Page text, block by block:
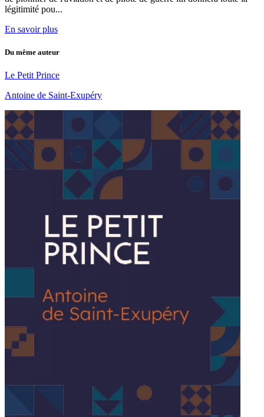
légitimité pou...
En savoir plus
Du même auteur
Le Petit Prince
Antoine de Saint-Exupéry